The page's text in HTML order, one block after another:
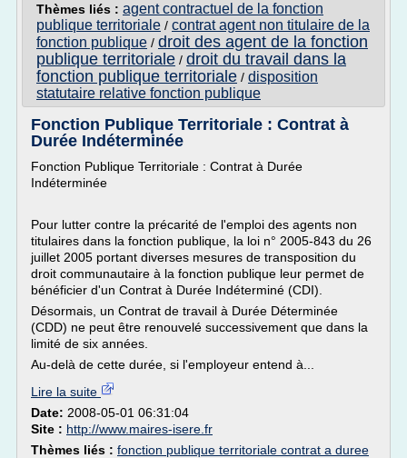
Thèmes liés : agent contractuel de la fonction
publique territoriale / contrat agent non titulaire de la
fonction publique / droit des agent de la fonction
publique territoriale / droit du travail dans la
fonction publique territoriale / disposition
statutaire relative fonction publique
Fonction Publique Territoriale : Contrat à
Durée Indéterminée
Fonction Publique Territoriale : Contrat à Durée
Indéterminée
Pour lutter contre la précarité de l'emploi des agents non
titulaires dans la fonction publique, la loi n° 2005-843 du 26
juillet 2005 portant diverses mesures de transposition du
droit communautaire à la fonction publique leur permet de
bénéficier d'un Contrat à Durée Indéterminé (CDI).
Désormais, un Contrat de travail à Durée Déterminée
(CDD) ne peut être renouvelé successivement que dans la
limité de six années.
Au-delà de cette durée, si l'employeur entend à...
Lire la suite
Date: 2008-05-01 06:31:04
Site : http://www.maires-isere.fr
Thèmes liés : fonction publique territoriale contrat a duree